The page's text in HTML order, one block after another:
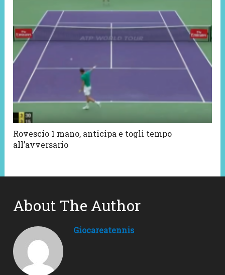
Rovescio 1 mano, anticipa e togli tempo
all’avversario
About The Author
Giocareatennis